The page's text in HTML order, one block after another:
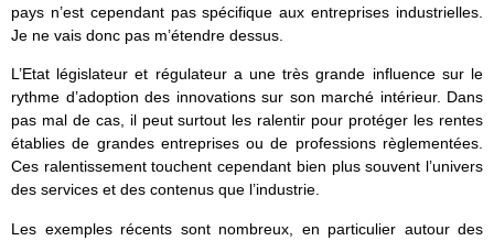
pays n’est cependant pas spécifique aux entreprises industrielles.
Je ne vais donc pas m’étendre dessus.
L’Etat législateur et régulateur a une très grande influence sur le
rythme d’adoption des innovations sur son marché intérieur. Dans
pas mal de cas, il peut surtout les ralentir pour protéger les rentes
établies de grandes entreprises ou de professions règlementées.
Ces ralentissement touchent cependant bien plus souvent l’univers
des services et des contenus que l’industrie.
Les exemples récents sont nombreux, en particulier autour des